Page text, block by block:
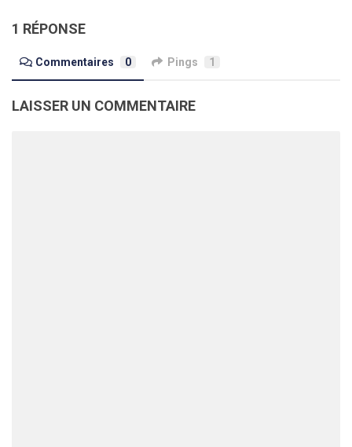
1 RÉPONSE
Commentaires 0 Pings 1
LAISSER UN COMMENTAIRE